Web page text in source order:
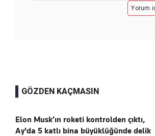
Yorum
GÖZDEN KAÇMASIN
Elon Musk’ın roketi kontrolden çıktı,
Ay'da 5 katlı bina büyüklüğünde delik